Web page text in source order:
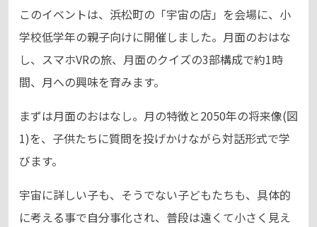
このイベントは、浜松町の「宇宙の店」を会場に、小
学校低学年の親子向けに開催しました。月面のおはな
し、スマホVRの旅、月面のクイズの3部構成で約1時
間、月への興味を育みます。
まずは月面のおはなし。月の特徴と2050年の将来像(図
1)を、子供たちに質問を投げかけながら対話形式で学
びます。
宇宙に詳しい子も、そうでない子どもたちも、具体的
に考える事で自分事化され、普段は遠くて小さく見え